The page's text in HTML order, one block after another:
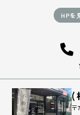
HPを
(
〒